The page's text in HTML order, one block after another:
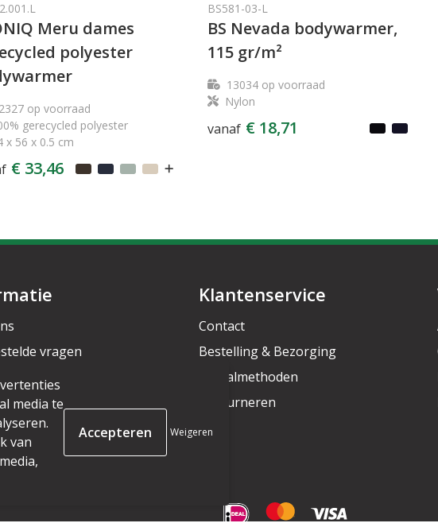
Meru dames
polyester
op voorraad
gerecycled polyester
x 56 x 0.5 cm
€ 33,46
BS581-03-L
BS Nevada bodywarmer,
115 gr/m²
13034 op voorraad
Nylon
vanaf € 18,71
vragen
Klantenservice
Contact
Bestelling & Bezorging
Betaalmethoden
Retourneren
media te
van
Weigeren